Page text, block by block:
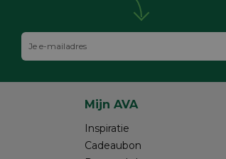
Mijn AVA
Inspiratie
Cadeaubon